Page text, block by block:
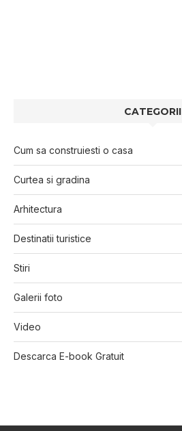
CATEGORII
Cum sa construiesti o casa
Curtea si gradina
Arhitectura
Destinatii turistice
Stiri
Galerii foto
Video
Descarca E-book Gratuit